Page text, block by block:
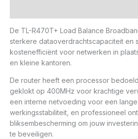
De TL-R470T+ Load Balance
sterkere dataoverdrachtscapaciteit en
kostenefficiënt voor netwerken in
en kleine kantoren.
De router heeft een processor
geklokt op 400MHz voor krachtige
een interne netvoeding voor een lange
werkingsstabiliteit, en professioneel
bliksembescherming om jouw
te beveiligen.